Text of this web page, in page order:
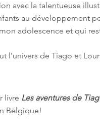
avec la talentueuse
au développement
adolescence et qui
l'univers de Tiago et
livre Les aventures de
Belgique!